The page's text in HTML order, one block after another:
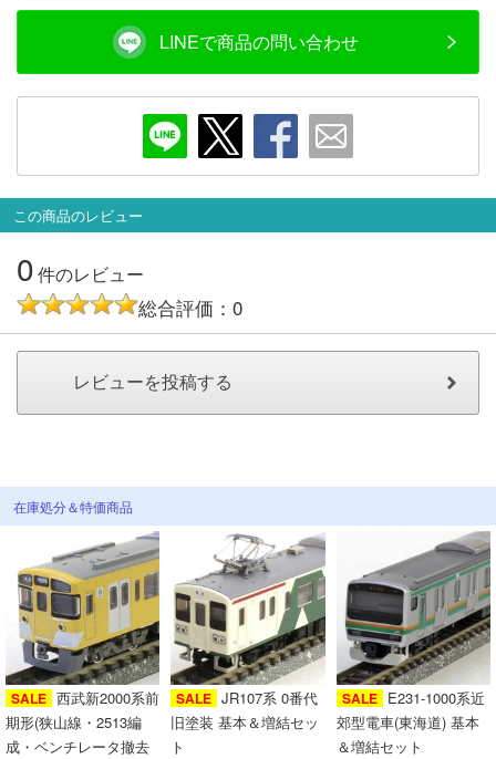
中国・四国 九州・沖縄
商品レビュー
メルマガ登録
Infomation
ご注文方法
ヘルプページ
ログイン/マイページ
お気に入りリスト
新規会員登録
会員ランクについて
LINEで商品の問い合わせ
この商品のレビュー
0件のレビュー
総合評価：0
在庫処分＆特価商品
SALE 西武新2000系前
期形(狭山線・2513編
成・ベンチレータ撤去
SALE JR107系 0番代
旧塗装 基本＆増結セッ
ト
SALE E231-1000系近
郊型電車(東海道) 基本
＆増結セット